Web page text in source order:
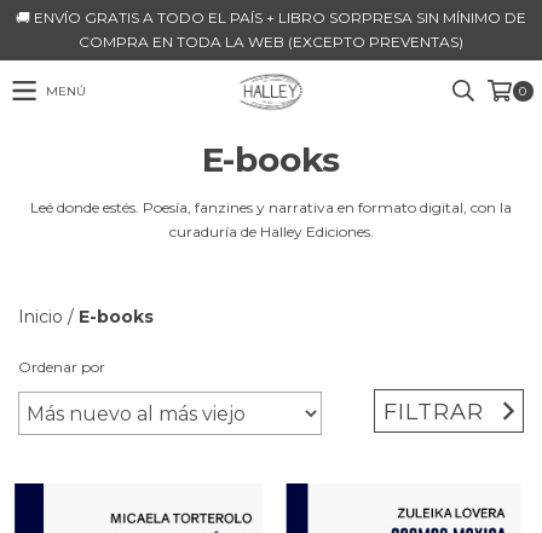
🚚 ENVÍO GRATIS A TODO EL PAÍS + LIBRO SORPRESA SIN MÍNIMO DE
COMPRA EN TODA LA WEB (EXCEPTO PREVENTAS)
MENÚ 0
E-books
Leé donde estés. Poesía, fanzines y narrativa en formato digital, con la
curaduría de Halley Ediciones.
Inicio / E-books
Ordenar por
FILTRAR